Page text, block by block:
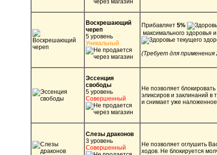
Воскрешающий
череп
5 уровень
Уникальный
Прибавляет 5%
максимального здоровья
текущего
(Требует для применения
Эссенция
свободы
5 уровень
Совершенный
Не позволяет
эликсиров и заклинаний в
и снимает уже
Слезы драконов
3 уровень
Совершенный
Не позволяет оглушить
ходов. Не блокируется